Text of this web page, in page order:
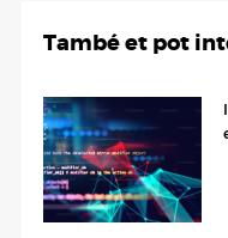
També et pot